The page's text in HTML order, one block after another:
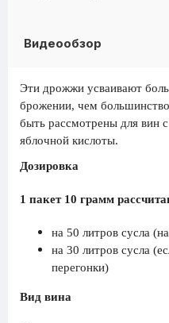
Видеообзор
Эти дрожжи усваивают
брожении, чем
быть рассмотрены для вин
яблочной кислоты.​
Дозировка
1 пакет 10 грамм
на 50 литров сусла
на 30 литров сусла
перегонки)
Вид вина